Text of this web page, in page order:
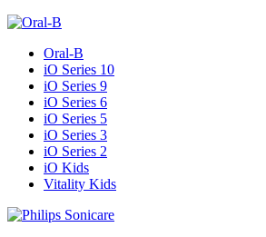
Oral-B
iO Series 10
iO Series 9
iO Series 6
iO Series 5
iO Series 3
iO Series 2
iO Kids
Vitality Kids